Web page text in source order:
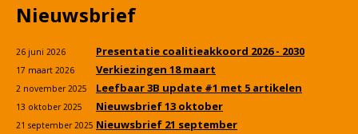
Nieuwsbrief
26 juni 2026 Presentatie coalitieakkoord 2026 - 2030
17 maart 2026 Verkiezingen 18 maart
2 november 2025 Leefbaar 3B update #1 met 5 artikelen
13 oktober 2025 Nieuwsbrief 13 oktober
21 september 2025 Nieuwsbrief 21 september